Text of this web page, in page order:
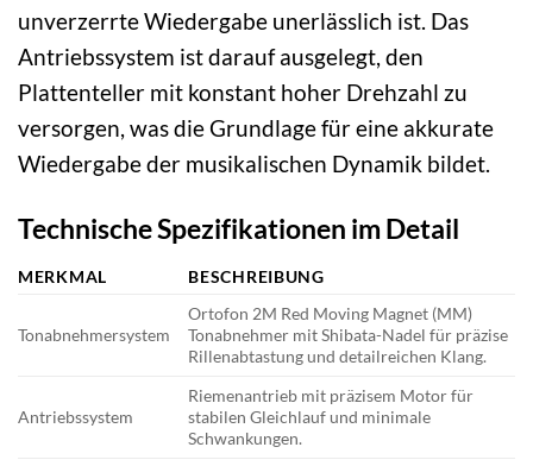
unverzerrte Wiedergabe unerlässlich ist. Das
Antriebssystem ist darauf ausgelegt, den
Plattenteller mit konstant hoher Drehzahl zu
versorgen, was die Grundlage für eine akkurate
Wiedergabe der musikalischen Dynamik bildet.
Technische Spezifikationen im Detail
MERKMAL BESCHREIBUNG
Tonabnehmersystem
Ortofon 2M Red Moving Magnet (MM)
Tonabnehmer mit Shibata-Nadel für präzise
Rillenabtastung und detailreichen Klang.
Antriebssystem
Riemenantrieb mit präzisem Motor für
stabilen Gleichlauf und minimale
Schwankungen.